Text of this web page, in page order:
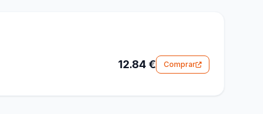
12.84 € Comprar